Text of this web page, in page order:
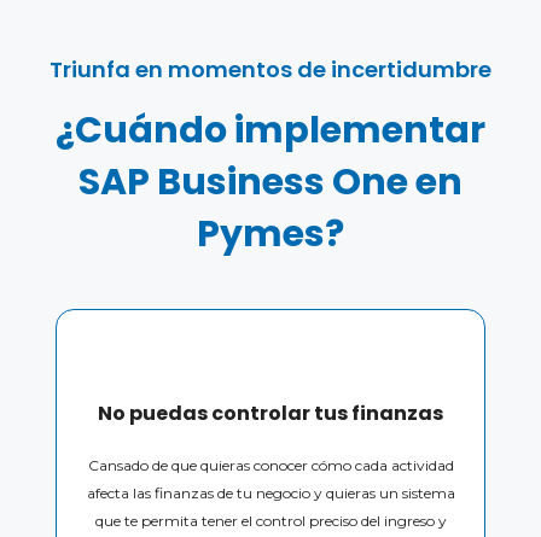
Triunfa en momentos de incertidumbre
¿Cuándo implementar
SAP Business One en
Pymes?
No puedas controlar tus finanzas
Cansado de que quieras conocer cómo cada actividad
afecta las finanzas de tu negocio y quieras un sistema
que te permita tener el control preciso del ingreso y